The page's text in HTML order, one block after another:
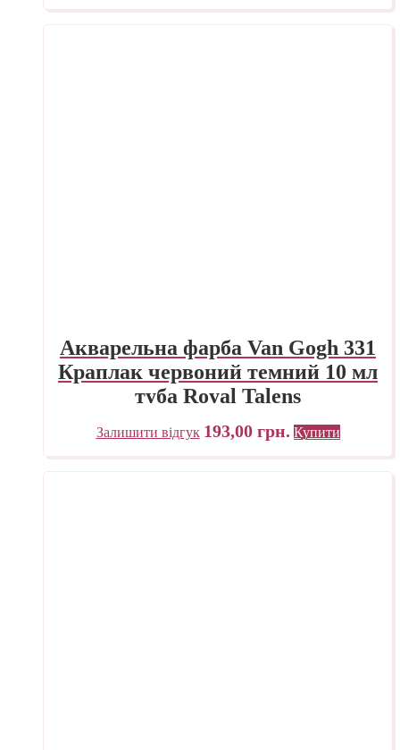
Акварельна фарба Van Gogh 331
Краплак червоний темний 10 мл
туба Royal Talens
Залишити відгук 193,00 грн. Купити